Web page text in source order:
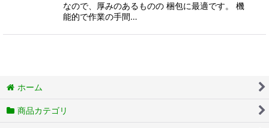
なので、厚みのあるものの 梱包に最適です。 機
能的で作業の手間…
ホーム
商品カテゴリ